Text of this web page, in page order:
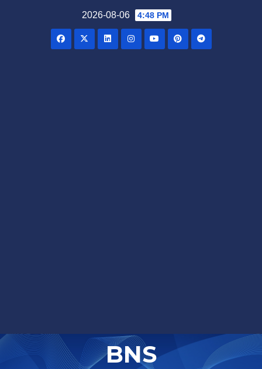
2026-08-06 4:48 PM
BNS